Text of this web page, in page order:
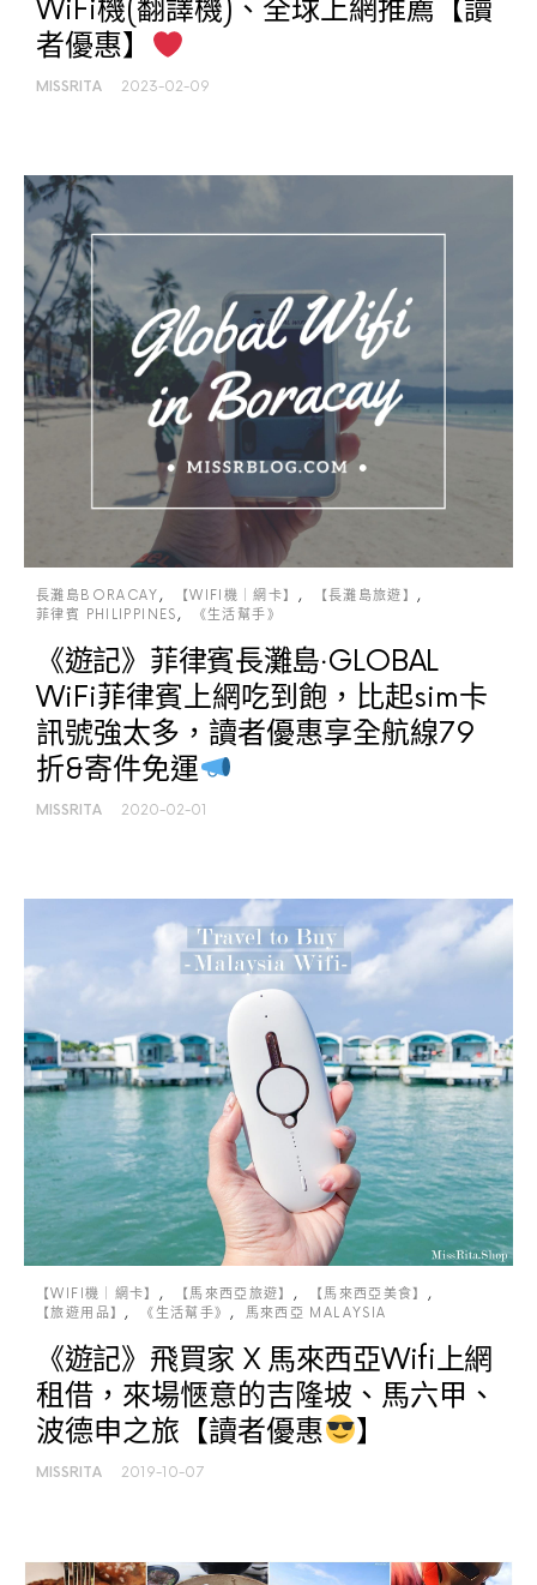
WiFi機(翻譯機)、全球上網推薦【讀
者優惠】
MISSRITA 2023-02-09
長灘島BORACAY 【WIFI機｜網卡】
【長灘島旅遊】
菲律賓 PHILIPPINES
《生活幫手》
《遊記》菲律賓長灘島‧GLOBAL
WiFi菲律賓上網吃到飽，比起sim卡
訊號強太多，讀者優惠享全航線79
折&寄件免運
MISSRITA 2020-02-01
【WIFI機｜網卡】 【馬來西亞旅遊】
【馬來西亞美食】
【旅遊用品】
《生活幫手》 馬來西亞 MALAYSIA
《遊記》飛買家 X 馬來西亞Wifi上網
租借，來場愜意的吉隆坡、馬六甲、
波德申之旅【讀者優惠
】
MISSRITA 2019-10-07